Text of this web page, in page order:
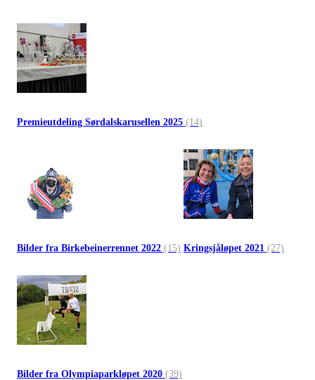
Premieutdeling Sørdalskarusellen 2025 (14)
Bilder fra Birkebeinerrennet 2022 (15) Kringsjåløpet 2021 (27)
Bilder fra Olympiaparkløpet 2020 (39)